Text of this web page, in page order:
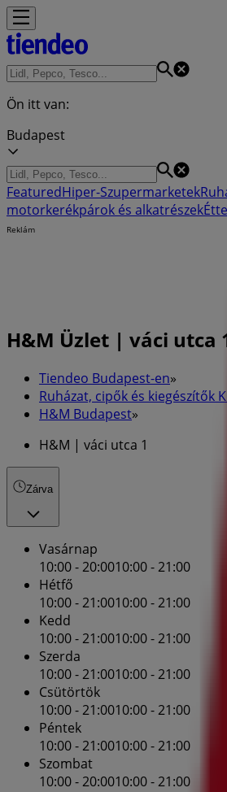
Ön itt van:
Budapest
FeaturedHiper-Szupermarketek
motorkerékpárok és alkatrészek
Reklám
H&M Üzlet | váci utca
Tiendeo Budapest-en»
Ruházat, cipők és kiegészítők
H&M Budapest»
H&M | váci utca 1
Zárva
Vasárnap
10:00 - 20:0010:00 - 21:00
Hétfő
10:00 - 21:0010:00 - 21:00
Kedd
10:00 - 21:0010:00 - 21:00
Szerda
10:00 - 21:0010:00 - 21:00
Csütörtök
10:00 - 21:0010:00 - 21:00
Péntek
10:00 - 21:0010:00 - 21:00
Szombat
10:00 - 20:0010:00 - 21:00